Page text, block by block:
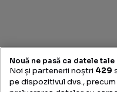
Descoperă conceptul
noastre dedicate
pentru a-i
Nouă ne pasă ca datele
Noi și partenerii noștri 429
pe dispozitivul dvs.,